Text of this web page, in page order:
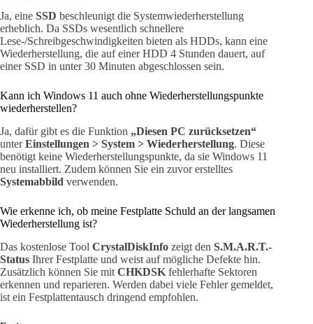
Ja, eine SSD beschleunigt die Systemwiederherstellung
erheblich. Da SSDs wesentlich schnellere
Lese-/Schreibgeschwindigkeiten bieten als HDDs, kann eine
Wiederherstellung, die auf einer HDD 4 Stunden dauert, auf
einer SSD in unter 30 Minuten abgeschlossen sein.
Kann ich Windows 11 auch ohne Wiederherstellungspunkte
wiederherstellen?
Ja, dafür gibt es die Funktion „Diesen PC zurücksetzen“
unterEinstellungen > System > Wiederherstellung. Diese
benötigt keine Wiederherstellungspunkte, da sie Windows 11
neu installiert. Zudem können Sie ein zuvor erstelltes
Systemabbild verwenden.
Wie erkenne ich, ob meine Festplatte Schuld an der langsamen
Wiederherstellung ist?
Das kostenlose Tool CrystalDiskInfo zeigt den S.M.A.R.T.-
Status Ihrer Festplatte und weist auf mögliche Defekte hin.
Zusätzlich können Sie mit CHKDSK fehlerhafte Sektoren
erkennen und reparieren. Werden dabei viele Fehler gemeldet,
ist ein Festplattentausch dringend empfohlen.